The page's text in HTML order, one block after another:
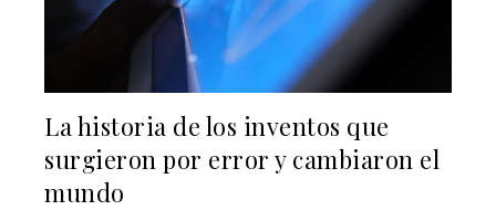
La historia de los inventos que
surgieron por error y cambiaron el
mundo